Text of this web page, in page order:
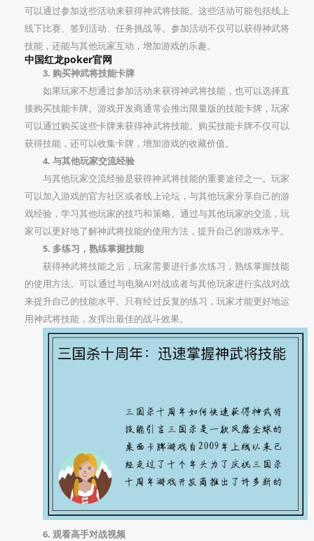
可以通过参加这些活动来获得神武将技能。这些活动可能包括线上
线下比赛、签到活动、任务挑战等。参加活动不仅可以获得神武将
技能，还能与其他玩家互动，增加游戏的乐趣。
中国红龙poker官网
3. 购买神武将技能卡牌
如果玩家不想通过参加活动来获得神武将技能，也可以选择直
接购买技能卡牌。游戏开发商通常会推出限量版的技能卡牌，玩家
可以通过购买这些卡牌来获得神武将技能。购买技能卡牌不仅可以
获得技能，还可以收集卡牌，增加游戏的收藏价值。
4. 与其他玩家交流经验
与其他玩家交流经验是获得神武将技能的重要途径之一。玩家
可以加入游戏的官方社区或者线上论坛，与其他玩家分享自己的游
戏经验，学习其他玩家的技巧和策略。通过与其他玩家的交流，玩
家可以更好地了解神武将技能的使用方法，提升自己的游戏水平。
5. 多练习，熟练掌握技能
获得神武将技能之后，玩家需要进行多次练习，熟练掌握技能
的使用方法。可以通过与电脑AI对战或者与其他玩家进行实战对战
来提升自己的技能水平。只有经过反复的练习，玩家才能更好地运
用神武将技能，发挥出最佳的战斗效果。
6. 观看高手对战视频